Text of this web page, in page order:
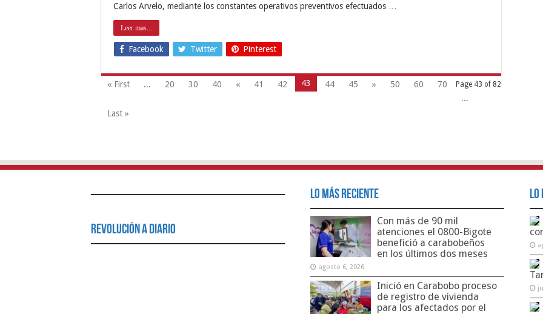
Carlos Arvelo, mediante los constantes operativos preventivos efectuados …
Leer mas...
Facebook Twitter Pinterest
Page 43 of 82
« First ... 20 30 40 « 41 42 43 44 45 » 50 60
70
...
Last »
Revolución a Diario
Lo Más Reciente
Con más de 90 mil
atenciones el 0800-Bigote
benefició a carabobeños
en los últimos dos meses
agosto 6, 2026
Inició en Carabobo proceso
de registro de vivienda
para los afectados por el